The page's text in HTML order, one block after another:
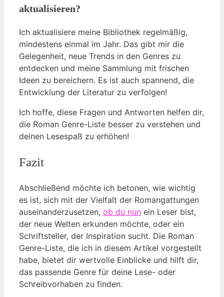
aktualisieren?
Ich aktualisiere meine Bibliothek regelmäßig,
mindestens einmal im Jahr. Das gibt mir die
Gelegenheit, neue Trends in den Genres zu
entdecken und meine Sammlung mit frischen
Ideen zu bereichern. Es ist auch spannend, die
Entwicklung der Literatur zu verfolgen!
Ich hoffe, diese Fragen und Antworten helfen dir,
die Roman Genre-Liste besser zu verstehen und
deinen Lesespaß zu erhöhen!
Fazit
Abschließend möchte ich betonen, wie wichtig
es ist, sich mit der Vielfalt der Romangattungen
auseinanderzusetzen, ob du nun ein Leser bist,
der neue Welten erkunden möchte, oder ein
Schriftsteller, der Inspiration sucht. Die Roman
Genre-Liste, die ich in diesem Artikel vorgestellt
habe, bietet dir wertvolle Einblicke und hilft dir,
das passende Genre für deine Lese- oder
Schreibvorhaben zu finden.